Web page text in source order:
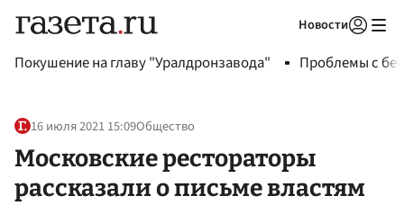
Новости
Покушение на главу "Уралдронзавода" Проблемы с
16 июля 2021 15:09Общество
Московские рестораторы
рассказали о письме властям